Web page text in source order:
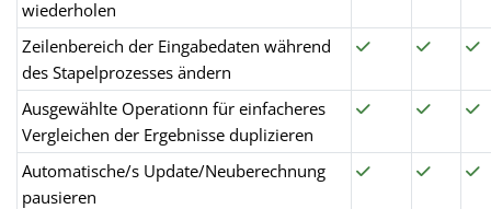
wiederholen
Zeilenbereich der Eingabedaten während
des Stapelprozesses ändern
Ausgewählte Operationn für einfacheres
Vergleichen der Ergebnisse duplizieren
Automatische/s Update/Neuberechnung
pausieren